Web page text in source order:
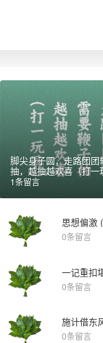
脚尖身子圆，走路团团
抽，越抽越欢喜（打一
1条留言
思想偏激
0条留言
一记重扣
0条留言
施计借东
0条留言